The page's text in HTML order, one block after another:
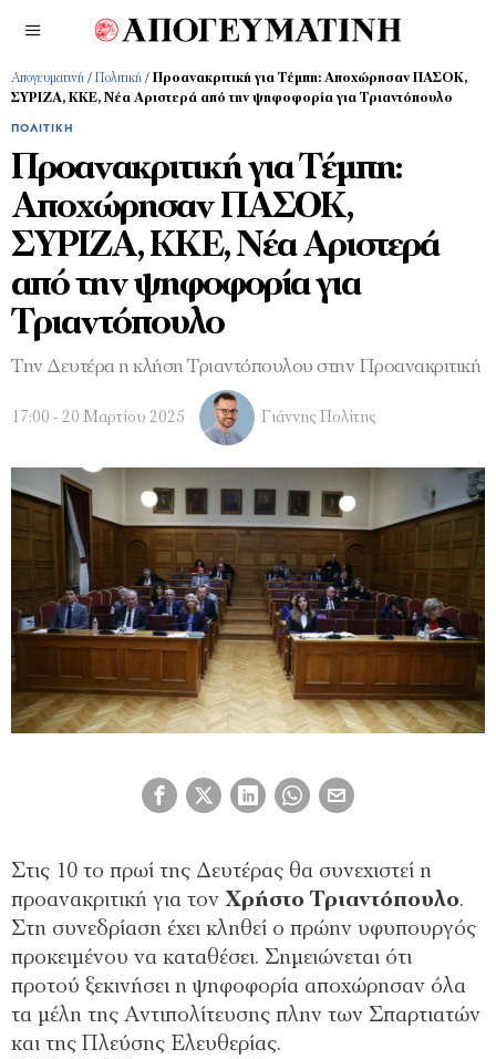
Απογευματινή / Πολιτική / Προανακριτική για Τέμπη: Αποχώρησαν ΠΑΣΟΚ,
ΣΥΡΙΖΑ, ΚΚΕ, Νέα Αριστερά από την ψηφοφορία για Τριαντόπουλο
ΠΟΛΙΤΙΚΉ
Προανακριτική για Τέμπη:
Αποχώρησαν ΠΑΣΟΚ,
ΣΥΡΙΖΑ, ΚΚΕ, Νέα Αριστερά
από την ψηφοφορία για
Τριαντόπουλο
Την Δευτέρα η κλήση Τριαντόπουλου στην Προανακριτική
17:00 - 20 Μαρτίου 2025 Γιάννης Πολίτης
Στις 10 το πρωί της Δευτέρας θα συνεχιστεί η
προανακριτική για τον Χρήστο Τριαντόπουλο.
Στη συνεδρίαση έχει κληθεί ο πρώην υφυπουργός
προκειμένου να καταθέσει. Σημειώνεται ότι
προτού ξεκινήσει η ψηφοφορία αποχώρησαν όλα
τα μέλη της Αντιπολίτευσης πλην των Σπαρτιατών
και της Πλεύσης Ελευθερίας.